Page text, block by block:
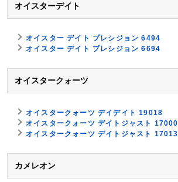
オイスターデイト
オイスター デイト プレシジョン 6494
オイスター デイト プレシジョン 6694
オイスタークォーツ
オイスタークォーツ デイデイト 19018
オイスタークォーツ デイトジャスト 17000
オイスタークォーツ デイトジャスト 17013
カメレオン